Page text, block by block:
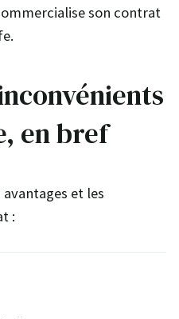
son contrat
en bref
et les
: